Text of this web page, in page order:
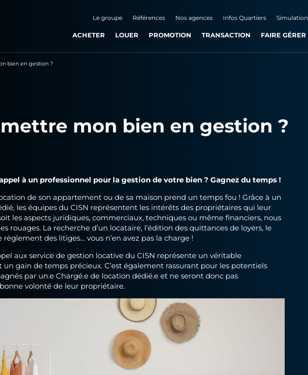
Le groupe Références Nos agences Infos Quartiers Simulation
ACHETER LOUER PROMOTION TRANSACTION FAIRE GÉRER
bien en gestion ?
mon bien en gestion ?
à un professionnel pour la gestion de votre bien ? Gagnez du temps !
de son appartement ou de sa maison prend un temps fou ! Grâce à un
les équipes du CISN représentent les intérêts des propriétaires qui leur
les aspects juridiques, commerciaux, techniques ou même financiers, nous
rouages. La recherche d’un locataire, l’édition des quittances de loyers, le
des litiges… vous n’en avez pas la charge !
aux service de gestion locative du CISN représente un véritable
gain de temps précieux. C’est également rassurant pour les potentiels
par un.e Chargé.e de location dédié.e et ne seront donc pas
volonté de leur propriétaire.